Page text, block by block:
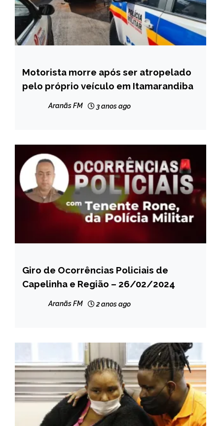
CAPELINHA
MINAS
Motorista morre após ser atropelado
pelo próprio veículo em Itamarandiba
Aranãs FM 3 anos ago
CAPELINHA
MINAS
Giro de Ocorrências Policiais de
Capelinha e Região – 26/02/2024
Aranãs FM 2 anos ago